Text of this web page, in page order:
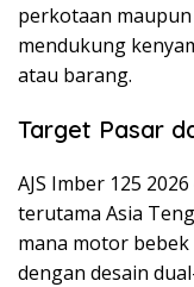
perkotaan maupun
mendukung
atau barang.
Target Pasar
AJS Imber 125
terutama Asia
mana motor
dengan desain